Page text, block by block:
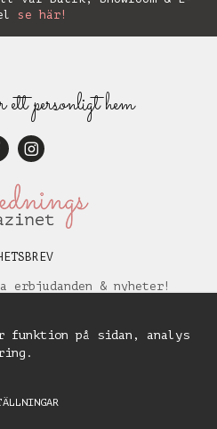
se här!
personligt hem
erbjudanden & nyheter!
funktion på sidan, analys